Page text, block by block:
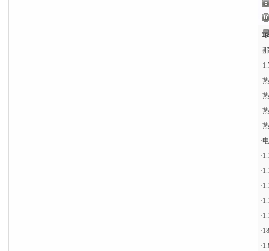
·
·
·
·
·
·
·
·
·
·
·
·
·
·